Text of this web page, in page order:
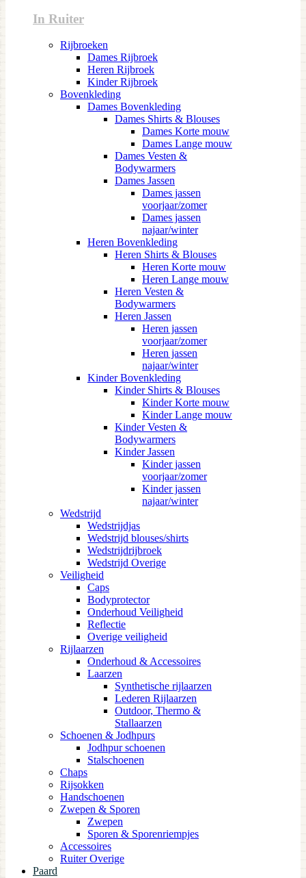
In Ruiter
Rijbroeken
Dames Rijbroek
Heren Rijbroek
Kinder Rijbroek
Bovenkleding
Dames Bovenkleding
Dames Shirts & Blouses
Dames Korte mouw
Dames Lange mouw
Dames Vesten &
Bodywarmers
Dames Jassen
Dames jassen
voorjaar/zomer
Dames jassen
najaar/winter
Heren Bovenkleding
Heren Shirts & Blouses
Heren Korte mouw
Heren Lange mouw
Heren Vesten &
Bodywarmers
Heren Jassen
Heren jassen
voorjaar/zomer
Heren jassen
najaar/winter
Kinder Bovenkleding
Kinder Shirts & Blouses
Kinder Korte mouw
Kinder Lange mouw
Kinder Vesten &
Bodywarmers
Kinder Jassen
Kinder jassen
voorjaar/zomer
Kinder jassen
najaar/winter
Wedstrijd
Wedstrijdjas
Wedstrijd blouses/shirts
Wedstrijdrijbroek
Wedstrijd Overige
Veiligheid
Caps
Bodyprotector
Onderhoud Veiligheid
Reflectie
Overige veiligheid
Rijlaarzen
Onderhoud & Accessoires
Laarzen
Synthetische rijlaarzen
Lederen Rijlaarzen
Outdoor, Thermo &
Stallaarzen
Schoenen & Jodhpurs
Jodhpur schoenen
Stalschoenen
Chaps
Rijsokken
Handschoenen
Zwepen & Sporen
Zwepen
Sporen & Sporenriempjes
Accessoires
Ruiter Overige
Paard